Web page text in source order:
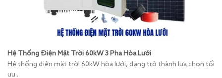
Hệ Thống Điện Mặt Trời 60kW 3 Pha Hòa Lưới
Hệ thống điện mặt trời 60kW hòa lưới, đang trở thành lựa chọn tối
ưu...